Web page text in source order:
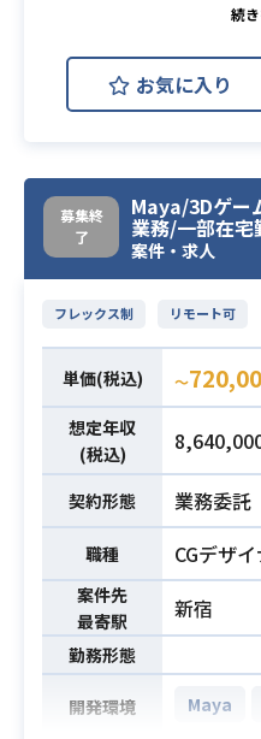
・テスト
・外部と
・上流工
・英語（
・言語の
お気に入り
募集終
了
Maya/3Dゲー
業務/一部在宅
案件・求人
フレックス制 リモート可
単価(税込) 〜
想定年収
(税込)
契約形態 業務委託
職種 CGデザ
案件先
最寄駅
新宿
勤務形態
開発環境 Maya